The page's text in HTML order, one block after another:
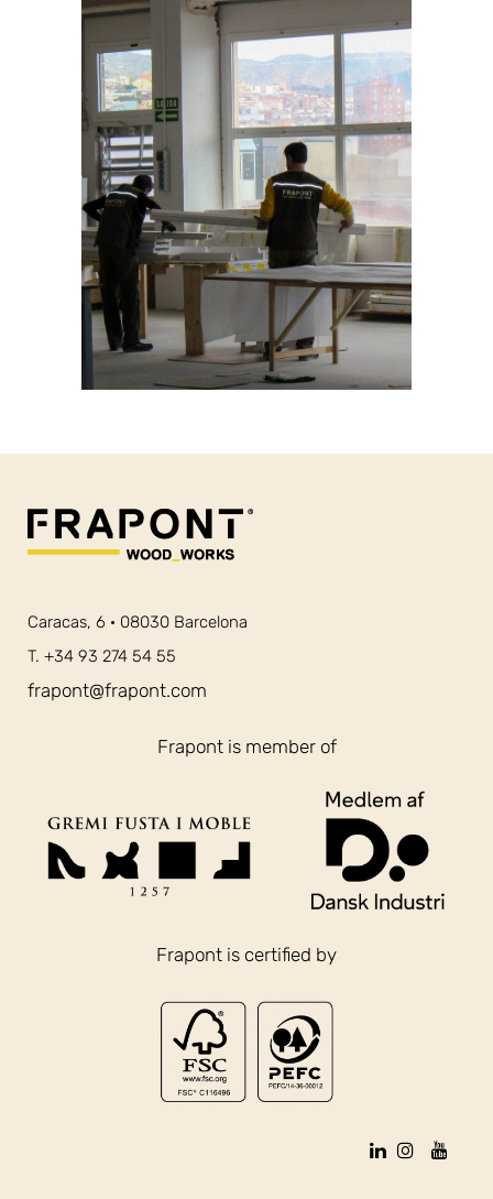
Caracas, 6 · 08030 Barcelona
T. +34 93 274 54 55
frapont@frapont.com
Frapont is member of
Frapont is certified by